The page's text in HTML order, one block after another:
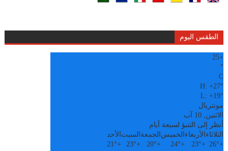
الطقس اليوم
+
25
°
C
H:+27°
L:+19°
مونتريال
الاثنين, 10 آب
أنظر إلى التنبؤ لسبعة أيام
الثلاثاء الأربعاء الخميس الجمعة السبت الأحد
+
26°
+
23°
+
24°
+
20°
+
23°
+
21°